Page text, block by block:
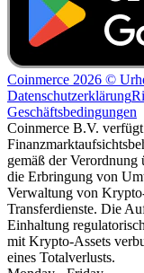
Coinmerce 2026 ©
Datenschutzerklärung
Geschäftsbedingungen
Coinmerce B.V.
gemäß der
die Erbringung von
Verwaltung von
Transferdienste. Die
Einhaltung
mit Krypto-Assets
eines Totalverlusts.